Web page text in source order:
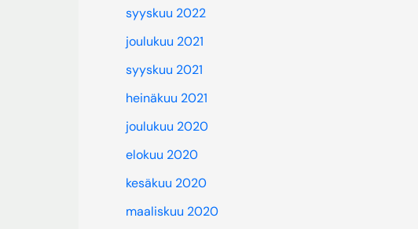
syyskuu 2022
joulukuu 2021
syyskuu 2021
heinäkuu 2021
joulukuu 2020
elokuu 2020
kesäkuu 2020
maaliskuu 2020